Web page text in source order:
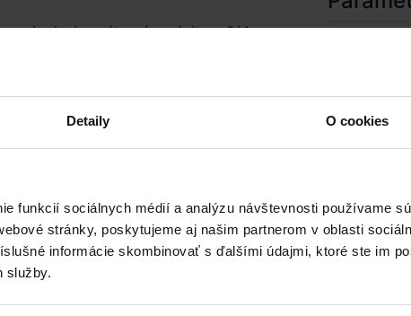
Detaily O cookies
funkcií sociálnych médií a analýzu návštevnosti používame
stránky, poskytujeme aj našim partnerom v oblasti
informácie skombinovať s ďalšími údajmi, ktoré ste im
služby.
pripojenie vnútorným závitom 3/4 „,
(1)